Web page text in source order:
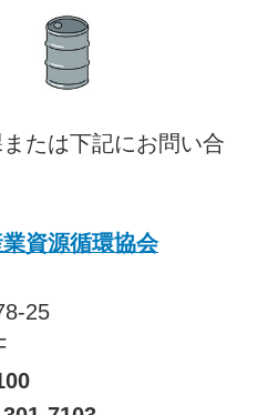
たは下記にお問い合
資源循環協会
25